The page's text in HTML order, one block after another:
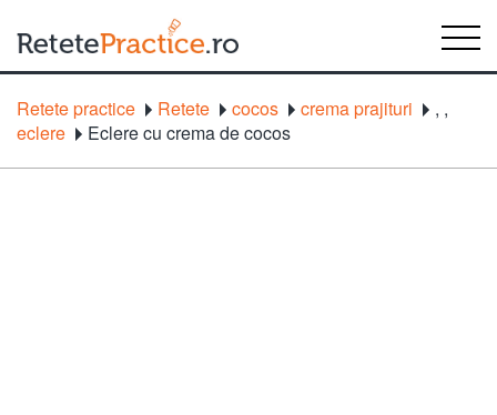
Retete practice Retete cocos ,
crema prajituri
,
eclere
Eclere cu crema de cocos